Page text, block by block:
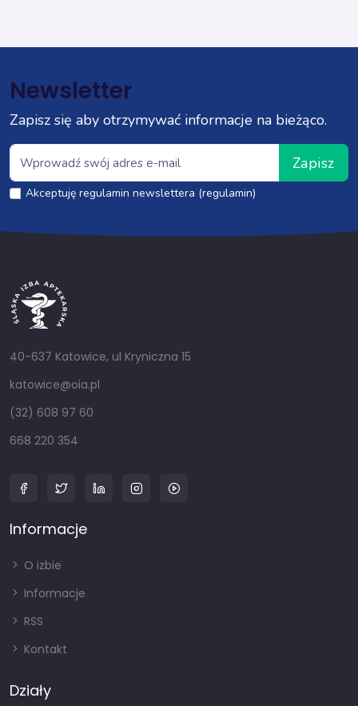
Newsletter
Zapisz się aby otrzymywać informacje na bieżąco.
Zapisz
Akceptuję regulamin newslettera (regulamin)
40-637 Katowice, ul Kryniczna 15
katowice@oia.pl
(32) 608 97 60
668 220 354
Informacje
O izbie
Informacje
RSS
Kontakt
Działy